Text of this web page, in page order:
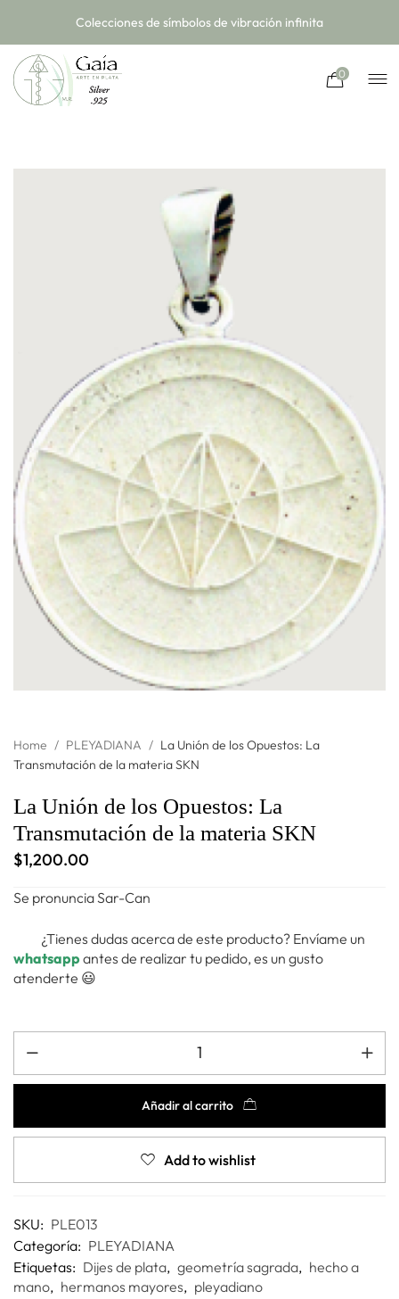
Colecciones de símbolos de vibración infinita
0
Home / PLEYADIANA / La Unión de los Opuestos: La
Transmutación de la materia SKN
La Unión de los Opuestos: La
Transmutación de la materia SKN
$1,200.00
Se pronuncia Sar-Can
¿Tienes dudas acerca de este producto? Envíame un
whatsapp antes de realizar tu pedido, es un gusto
atenderte 😃
Añadir al carrito
Add to wishlist
SKU: PLE013
Categoría: PLEYADIANA
Etiquetas: Dijes de plata, geometría sagrada, hecho a
mano, hermanos mayores, pleyadiano